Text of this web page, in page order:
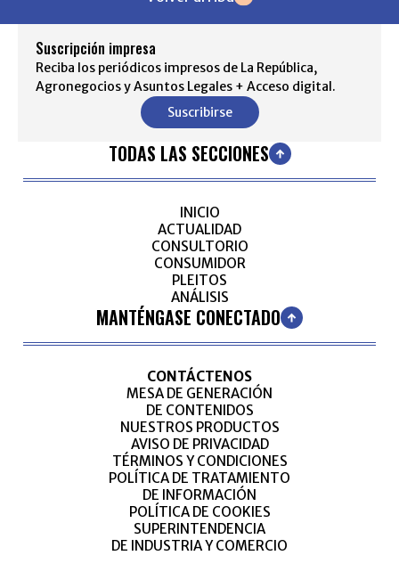
Suscripción impresa
Reciba los periódicos impresos de La República,
Agronegocios y Asuntos Legales + Acceso digital.
Suscribirse
TODAS LAS SECCIONES
INICIO
ACTUALIDAD
CONSULTORIO
CONSUMIDOR
PLEITOS
ANÁLISIS
MANTÉNGASE CONECTADO
CONTÁCTENOS
MESA DE GENERACIÓN
DE CONTENIDOS
NUESTROS PRODUCTOS
AVISO DE PRIVACIDAD
TÉRMINOS Y CONDICIONES
POLÍTICA DE TRATAMIENTO
DE INFORMACIÓN
POLÍTICA DE COOKIES
SUPERINTENDENCIA
DE INDUSTRIA Y COMERCIO